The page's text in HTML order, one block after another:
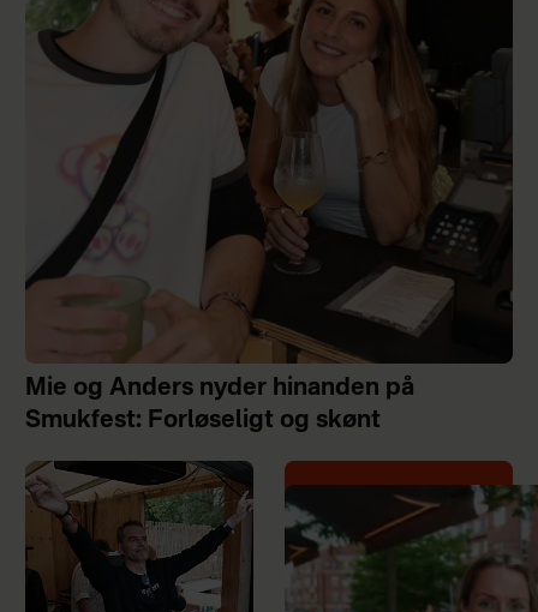
Mie og Anders nyder hinanden på
Smukfest: Forløseligt og skønt